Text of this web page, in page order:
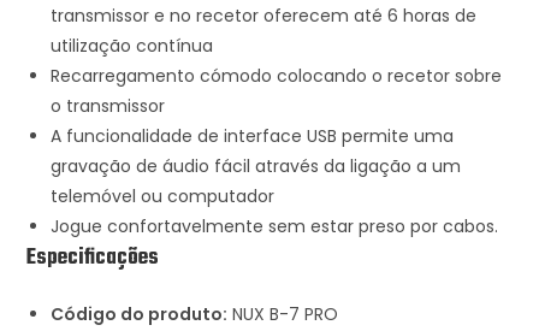
transmissor e no recetor oferecem até 6 horas de
utilização contínua
Recarregamento cómodo colocando o recetor sobre
o transmissor
A funcionalidade de interface USB permite uma
gravação de áudio fácil através da ligação a um
telemóvel ou computador
Jogue confortavelmente sem estar preso por cabos.
Especificações
Código do produto: NUX B-7 PRO